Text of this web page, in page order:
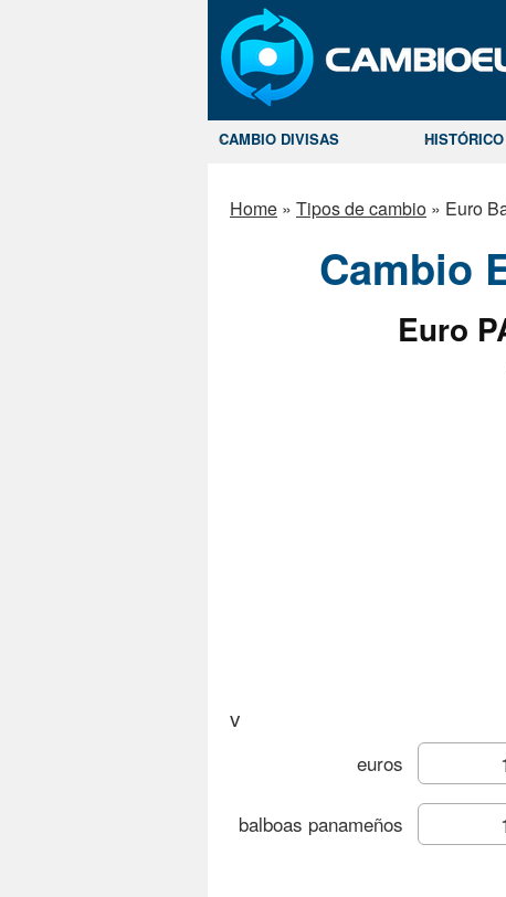
CAMBIO DIVISAS
Home » Tipos de cambio » Euro
Cambio
Euro
v
euros
balboas panameños